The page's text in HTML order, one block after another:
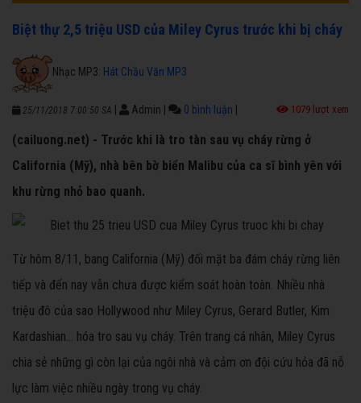
Biệt thự 2,5 triệu USD của Miley Cyrus trước khi bị cháy
Nhạc MP3: Hát Chầu Văn MP3
25/11/2018 7:00:50 SA Admin 0 bình luận 1079 lượt xem
(cailuong.net) - Trước khi là tro tàn sau vụ cháy rừng ở
California (Mỹ), nhà bên bờ biển Malibu của ca sĩ bình yên với
khu rừng nhỏ bao quanh.
Từ hôm 8/11, bang California (Mỹ) đối mặt ba đám cháy rừng liên
tiếp và đến nay vẫn chưa được kiểm soát hoàn toàn. Nhiều nhà
triệu đô của sao Hollywood như Miley Cyrus, Gerard Butler, Kim
Kardashian... hóa tro sau vụ cháy. Trên trang cá nhân, Miley Cyrus
chia sẻ những gì còn lại của ngôi nhà và cảm ơn đội cứu hỏa đã nỗ
lực làm việc nhiều ngày trong vụ cháy.